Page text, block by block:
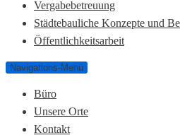
Vergabebetreuung
Städtebauliche Konzepte und
Öffentlichkeitsarbeit
Navigations-Menü
Büro
Unsere Orte
Kontakt